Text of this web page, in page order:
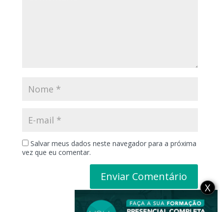
Salvar meus dados neste navegador para a próxima
vez que eu comentar.
X